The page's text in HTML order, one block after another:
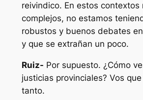
reivindico. En estos contextos
complejos, no estamos
robustos y buenos debates
y que se extrañan un poco.
Ruiz- Por supuesto. ¿Cómo
justicias provinciales? Vos
tanto.